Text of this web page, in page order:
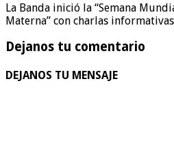
La Banda inició la “Semana
Materna” con charlas
Dejanos tu comentario
DEJANOS TU MENSAJE